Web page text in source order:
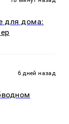
для дома:
6 дней назад